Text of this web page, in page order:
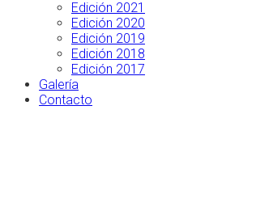
Edición 2021
Edición 2020
Edición 2019
Edición 2018
Edición 2017
Galería
Contacto